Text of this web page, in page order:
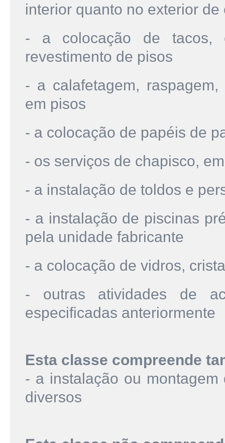
interior quanto no exterior de
- a colocação de tacos,
revestimento de pisos
- a calafetagem,
em pisos
- a colocação de papéis de
- os serviços de chapisco,
- a instalação de toldos e
- a instalação de piscinas
pela unidade fabricante
- a colocação de vidros,
- outras atividades de
especificadas anteriormente
Esta classe compreende
- a instalação ou
diversos